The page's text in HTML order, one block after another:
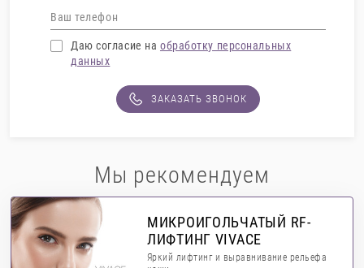
Даю согласие на обработку персональных
данных
ЗАКАЗАТЬ ЗВОНОК
Мы рекомендуем
МИКРОИГОЛЬЧАТЫЙ RF-
ЛИФТИНГ VIVACE
Яркий лифтинг и выравнивание рельефа